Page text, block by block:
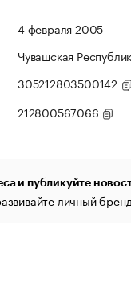
4 февраля 2005
Чувашская
305212803500142
212800567066
и публикуйте
личный